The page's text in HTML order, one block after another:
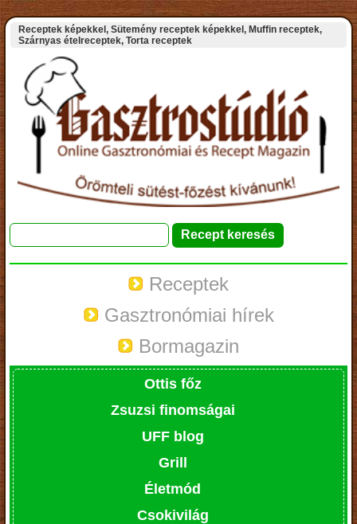
Receptek képekkel, Sütemény receptek képekkel, Muffin receptek,
Szárnyas ételreceptek, Torta receptek
Receptek
Gasztronómiai hírek
Bormagazin
Ottis főz
Zsuzsi finomságai
UFF blog
Grill
Életmód
Csokivilág